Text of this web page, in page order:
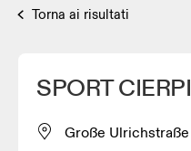
Torna ai risultati
SPORT
Große